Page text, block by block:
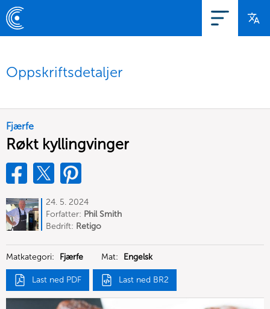
Oppskriftsdetaljer
Fjærfe
Røkt kyllingvinger
24. 5. 2024
Forfatter: Phil Smith
Bedrift: Retigo
Matkategori: Fjærfe Mat: Engelsk
Last ned PDF Last ned BR2